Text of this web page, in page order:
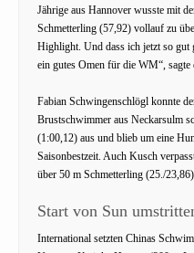
Jährige aus Hannover wusste mit
Schmetterling (57,92) vollauf zu
Highlight. Und dass ich jetzt so
ein gutes Omen für die WM“, sagte
Fabian Schwingenschlögl konnte
Brustschwimmer aus Neckarsulm
(1:00,12) aus und blieb um eine
Saisonbestzeit. Auch Kusch
über 50 m Schmetterling (25./
Start von Sun
International setzten Chinas